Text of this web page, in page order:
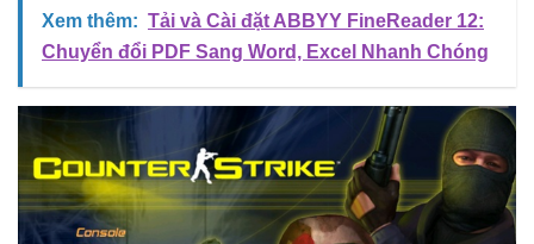
Xem thêm: Tải và Cài đặt ABBYY FineReader 12:
Chuyển đổi PDF Sang Word, Excel Nhanh Chóng